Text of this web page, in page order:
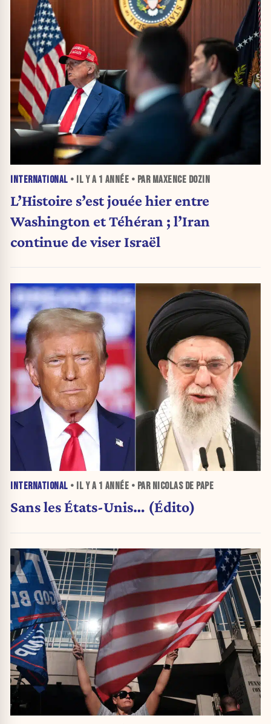
INTERNATIONAL • IL Y A 1 ANNÉE • PAR MAXENCE DOZIN
L’Histoire s’est jouée hier entre
Washington et Téhéran ; l’Iran
continue de viser Israël
INTERNATIONAL • IL Y A 1 ANNÉE • PAR NICOLAS DE PAPE
Sans les États-Unis… (Édito)